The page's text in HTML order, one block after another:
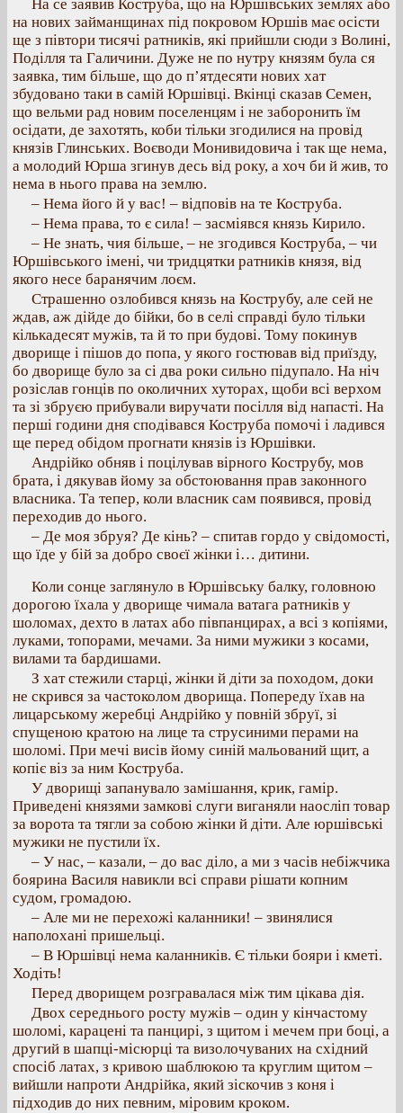
На се заявив Коструба, що на Юршівських землях або
на нових займанщинах під покровом Юршів має осісти
ще з півтори тисячі ратників, які прийшли сюди з Волині,
Поділля та Галичини. Дуже не по нутру князям була ся
заявка, тим більше, що до п’ятдесяти нових хат
збудовано таки в самій Юршівці. Вкінці сказав Семен,
що вельми рад новим поселенцям і не заборонить їм
осідати, де захотять, коби тільки згодилися на провід
князів Глинських. Воєводи Монивидовича і так ще нема,
а молодий Юрша згинув десь від року, а хоч би й жив, то
нема в нього права на землю.
– Нема його й у вас! – відповів на те Коструба.
– Нема права, то є сила! – засміявся князь Кирило.
– Не знать, чия більше, – не згодився Коструба, – чи
Юршівського імені, чи тридцятки ратників князя, від
якого несе баранячим лоєм.
Страшенно озлобився князь на Кострубу, але сей не
ждав, аж дійде до бійки, бо в селі справді було тільки
кількадесят мужів, та й то при будові. Тому покинув
дворище і пішов до попа, у якого гостював від приїзду,
бо дворище було за сі два роки сильно підупало. На ніч
розіслав гонців по околичних хуторах, щоби всі верхом
та зі збруєю прибували виручати посілля від напасті. На
перші години дня сподівався Коструба помочі і ладився
ще перед обідом прогнати князів із Юршівки.
Андрійко обняв і поцілував вірного Кострубу, мов
брата, і дякував йому за обстоювання прав законного
власника. Та тепер, коли власник сам появився, провід
переходив до нього.
– Де моя збруя? Де кінь? – спитав гордо у свідомості,
що їде у бій за добро своєї жінки і… дитини.
Коли сонце заглянуло в Юршівську балку, головною
дорогою їхала у дворище чимала ватага ратників у
шоломах, дехто в латах або півпанцирах, а всі з копіями,
луками, топорами, мечами. За ними мужики з косами,
вилами та бардишами.
З хат стежили старці, жінки й діти за походом, доки
не скрився за частоколом дворища. Попереду їхав на
лицарському жеребці Андрійко у повній збруї, зі
спущеною кратою на лице та струсиними перами на
шоломі. При мечі висів йому синій мальований щит, а
копіє віз за ним Коструба.
У дворищі запанувало замішання, крик, гамір.
Приведені князями замкові слуги виганяли наосліп товар
за ворота та тягли за собою жінки й діти. Але юршівські
мужики не пустили їх.
– У нас, – казали, – до вас діло, а ми з часів небіжчика
боярина Василя навикли всі справи рішати копним
судом, громадою.
– Але ми не перехожі каланники! – звинялися
наполохані пришельці.
– В Юршівці нема каланників. Є тільки бояри і кметі.
Ходіть!
Перед дворищем розгравалася між тим цікава дія.
Двох середнього росту мужів – один у кінчастому
шоломі, карацені та панцирі, з щитом і мечем при боці, а
другий в шапці-місюрці та визолочуваних на східний
спосіб латах, з кривою шаблюкою та круглим щитом –
вийшли напроти Андрійка, який зіскочив з коня і
підходив до них певним, міровим кроком.